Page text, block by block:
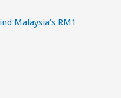
Malaysia’s RM1